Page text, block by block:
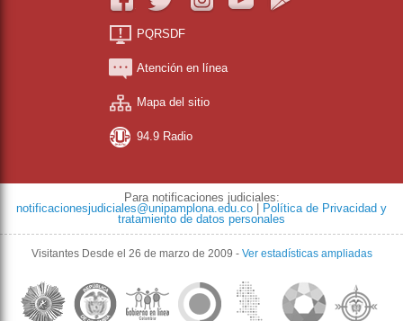
PQRSDF
Atención en línea
Mapa del sitio
94.9 Radio
Para notificaciones judiciales:
notificacionesjudiciales@unipamplona.edu.co
Política de Privacidad y
tratamiento de datos personales
Visitantes Desde el 26 de marzo de 2009 - Ver estadísticas ampliadas